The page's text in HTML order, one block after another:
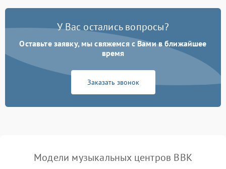
У Вас остались вопросы?
Оставьте заявку, мы свяжемся с Вами в ближайшее
время
Заказать звонок
Модели музыкальных центров BBK